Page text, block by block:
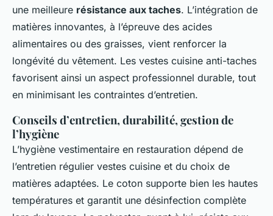
une meilleure résistance aux taches. L’intégration de
matières innovantes, à l’épreuve des acides
alimentaires ou des graisses, vient renforcer la
longévité du vêtement. Les vestes cuisine anti-taches
favorisent ainsi un aspect professionnel durable, tout
en minimisant les contraintes d’entretien.
Conseils d’entretien, durabilité, gestion de
l’hygiène
L’hygiène vestimentaire en restauration dépend de
l’entretien régulier vestes cuisine et du choix de
matières adaptées. Le coton supporte bien les hautes
températures et garantit une désinfection complète